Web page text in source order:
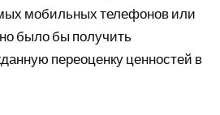
мобильных телефонов или
было бы получить
переоценку ценностей в